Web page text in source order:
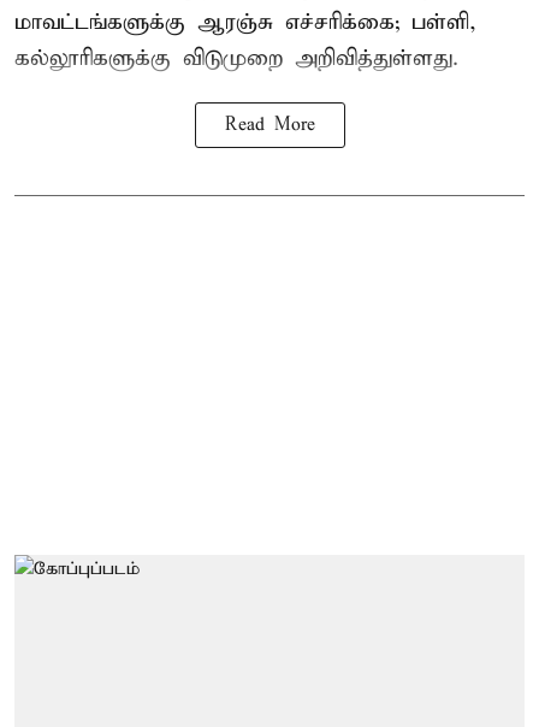
மாவட்டங்களுக்கு ஆரஞ்சு எச்சரிக்கை; பள்ளி,
கல்லூரிகளுக்கு விடுமுறை அறிவித்துள்ளது.
Read More